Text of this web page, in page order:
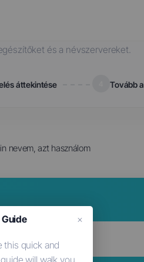
és a névszervereket.
áttekintése Tovább
nevem, azt használom
×